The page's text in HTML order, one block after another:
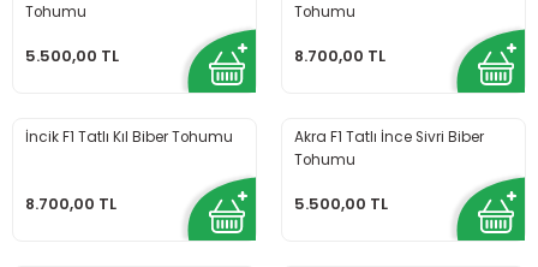
Tohumu
5.500,00 TL
Tohumu
8.700,00 TL
İncik F1 Tatlı Kıl Biber Tohumu
8.700,00 TL
Akra F1 Tatlı İnce Sivri Biber
Tohumu
5.500,00 TL